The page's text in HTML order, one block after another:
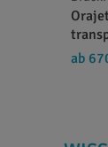
ab